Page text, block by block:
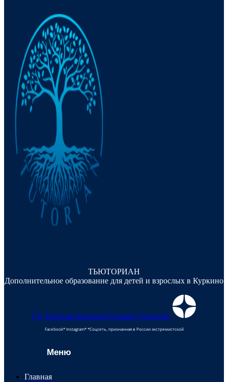
ТЬЮТОРИАН
Дополнительное образование для детей и взрослых в Куркино
Vk Telegram Instagram Youtube Facebook
Facebook* Instagram* *Соцсеть, признанная в России экстремистской
Меню
Главная